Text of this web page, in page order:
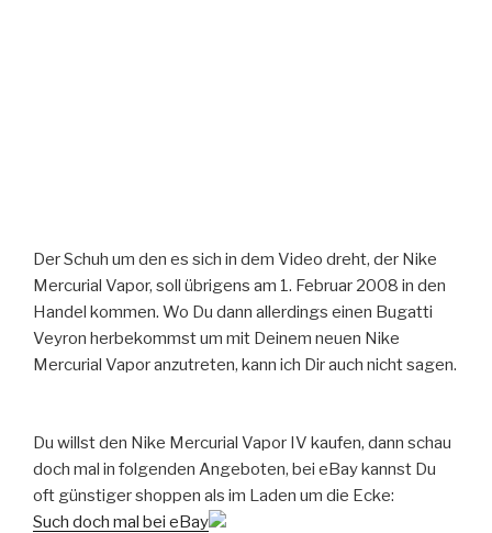
Der Schuh um den es sich in dem Video dreht, der Nike
Mercurial Vapor, soll übrigens am 1. Februar 2008 in den
Handel kommen. Wo Du dann allerdings einen Bugatti
Veyron herbekommst um mit Deinem neuen Nike
Mercurial Vapor anzutreten, kann ich Dir auch nicht sagen.
Du willst den Nike Mercurial Vapor IV kaufen, dann schau
doch mal in folgenden Angeboten, bei eBay kannst Du
oft günstiger shoppen als im Laden um die Ecke:
Such doch mal bei eBay